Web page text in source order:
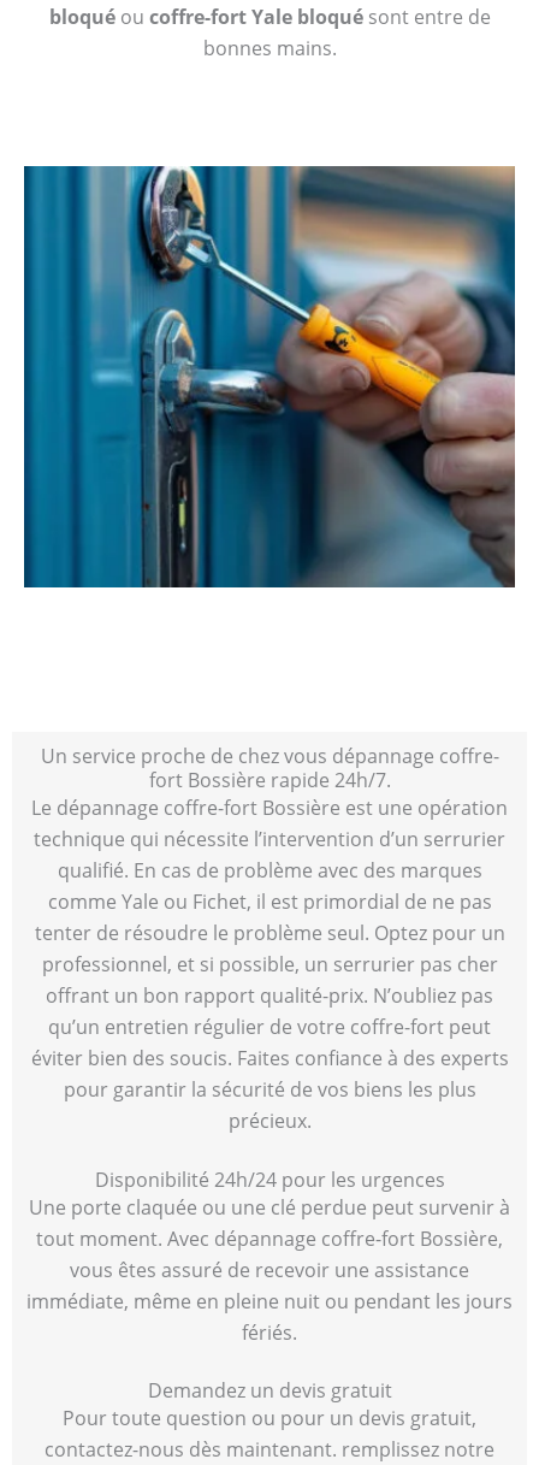
bloquéou coffre-fort Yale bloquésont entre de
bonnes mains.
Un service proche de chez vous dépannage coffre-
fort Bossière rapide 24h/7.
Le dépannage coffre-fort Bossière est une opération
technique qui nécessite l’intervention d’un serrurier
qualifié. En cas de problème avec des marques
comme Yale ou Fichet, il est primordial de ne pas
tenter de résoudre le problème seul. Optez pour un
professionnel, et si possible, un serrurier pas cher
offrant un bon rapport qualité-prix. N’oubliez pas
qu’un entretien régulier de votre coffre-fort peut
éviter bien des soucis. Faites confiance à des experts
pour garantir la sécurité de vos biens les plus
précieux.
Disponibilité 24h/24 pour les urgences
Une porte claquée ou une clé perdue peut survenir à
tout moment. Avec dépannage coffre-fort Bossière,
vous êtes assuré de recevoir une assistance
immédiate, même en pleine nuit ou pendant les jours
fériés.
Demandez un devis gratuit
Pour toute question ou pour un devis gratuit,
contactez-nous dès maintenant. remplissez notre